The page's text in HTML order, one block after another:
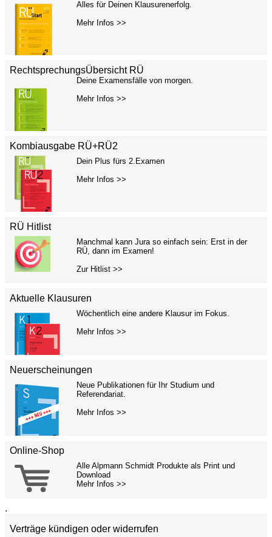
Alles für Deinen Klausurenerfolg.
Mehr Infos >>
RechtsprechungsÜbersicht RÜ
Deine Examensfälle von morgen.
Mehr Infos >>
Kombiausgabe RÜ+RÜ2
Dein Plus fürs 2.Examen
Mehr Infos >>
RÜ Hitlist
Manchmal kann Jura so einfach sein: Erst in der
RÜ, dann im Examen!
Zur Hitlist >>
Aktuelle Klausuren
Wöchentlich eine andere Klausur im Fokus.
Mehr Infos >>
Neuerscheinungen
Neue Publikationen für Ihr Studium und
Referendariat.
Mehr Infos >>
Online-Shop
Alle Alpmann Schmidt Produkte als Print und
Download
Mehr Infos >>
.
Verträge kündigen oder widerrufen